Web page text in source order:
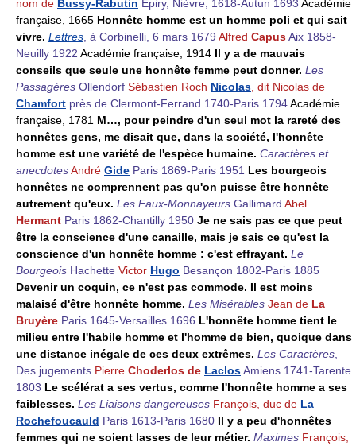
nom de Bussy-Rabutin Épiry, Nièvre, 1618-Autun 1693 Académie
française, 1665 Honnête homme est un homme poli et qui sait
vivre. Lettres , à Corbinelli, 6 mars 1679 Alfred CapusAix 1858-
Neuilly 1922 Académie française, 1914 Il y a de mauvais
conseils que seule une honnête femme peut donner. Les
Passagères Ollendorf Sébastien Roch Nicolas , dit Nicolas de
Chamfort près de Clermont-Ferrand 1740-Paris 1794Académie
française, 1781 M…, pour peindre d'un seul mot la rareté des
honnêtes gens, me disait que, dans la société, l'honnête
homme est une variété de l'espèce humaine. Caractères et
anecdotesAndré Gide Paris 1869-Paris 1951 Les bourgeois
honnêtes ne comprennent pas qu'on puisse être honnête
autrement qu'eux. Les Faux-Monnayeurs Gallimard Abel
Hermant Paris 1862-Chantilly 1950 Je ne sais pas ce que peut
être la conscience d'une canaille, mais je sais ce qu'est la
conscience d'un honnête homme : c'est effrayant. Le
Bourgeois Hachette Victor Hugo Besançon 1802-Paris 1885
Devenir un coquin, ce n'est pas commode. Il est moins
malaisé d'être honnête homme. Les Misérables Jean de La
Bruyère Paris 1645-Versailles 1696 L'honnête homme tient le
milieu entre l'habile homme et l'homme de bien, quoique dans
une distance inégale de ces deux extrêmes. Les Caractères
Des jugements Pierre Choderlos de LaclosAmiens 1741-Tarente
1803 Le scélérat a ses vertus, comme l'honnête homme a ses
faiblesses. Les Liaisons dangereuses François, duc de La
Rochefoucauld Paris 1613-Paris 1680 Il y a peu d'honnêtes
femmes qui ne soient lasses de leur métier. Maximes François,